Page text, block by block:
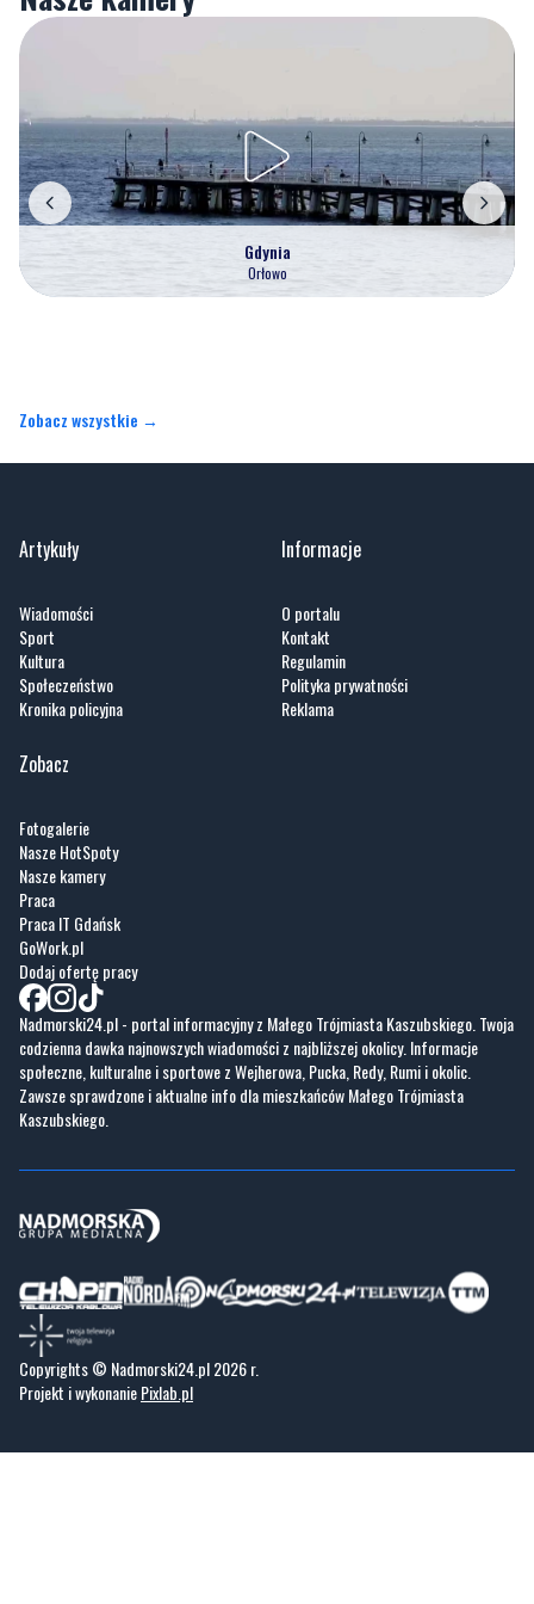
Gdynia
Orłowo
Zobacz wszystkie →
Artykuły
Wiadomości
Sport
Kultura
Społeczeństwo
Kronika policyjna
Informacje
O portalu
Kontakt
Regulamin
Polityka prywatności
Reklama
Zobacz
Fotogalerie
Nasze HotSpoty
Nasze kamery
Praca
Praca IT Gdańsk
GoWork.pl
Dodaj ofertę pracy
Nadmorski24.pl - portal informacyjny z Małego Trójmiasta Kaszubskiego. Twoja
codzienna dawka najnowszych wiadomości z najbliższej okolicy. Informacje
społeczne, kulturalne i sportowe z Wejherowa, Pucka, Redy, Rumi i okolic.
Zawsze sprawdzone i aktualne info dla mieszkańców Małego Trójmiasta
Kaszubskiego.
Copyrights © Nadmorski24.pl 2026 r.
Projekt i wykonaniePixlab.pl